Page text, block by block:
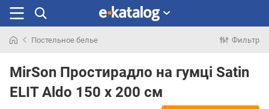
раньше
Постельное белье Фильтр
MirSon Простирадло на гумці Satin
ELIT Aldo 150 х 200 см